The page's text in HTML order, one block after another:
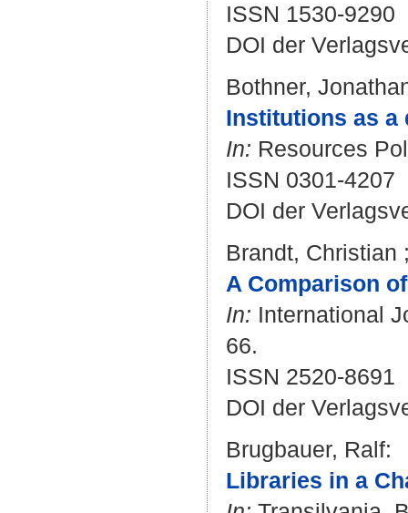
ISSN 1530-9290
DOI der
Bothner,
Institutions as a
In: Resources
ISSN 0301-4207
DOI der
Brandt, Christian
A Comparison
In: International
66.
ISSN 2520-8691
DOI der
Brugbauer, Ralf:
Libraries in a